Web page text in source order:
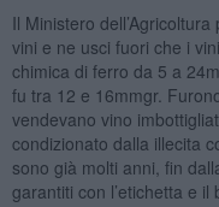
Il Ministero
vini e ne usci fuori che i
chimica di ferro da 5 a
fu tra 12 e 16mmgr.
vendevano vino
condizionato dalla illecita
sono già molti anni, fin
garantiti con l’etichetta e il